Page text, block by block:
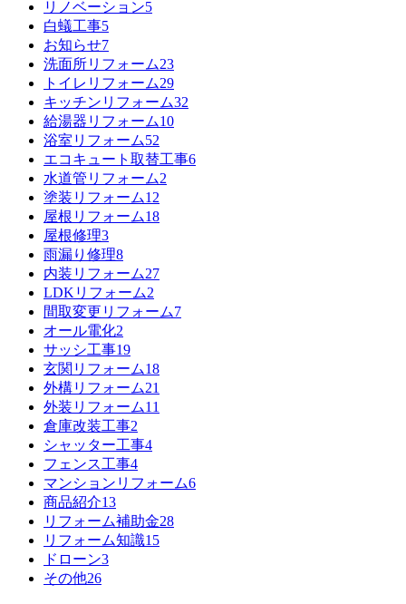
リノベーション5
白蟻工事5
お知らせ7
洗面所リフォーム23
トイレリフォーム29
キッチンリフォーム32
給湯器リフォーム10
浴室リフォーム52
エコキュート取替工事6
水道管リフォーム2
塗装リフォーム12
屋根リフォーム18
屋根修理3
雨漏り修理8
内装リフォーム27
LDKリフォーム2
間取変更リフォーム7
オール電化2
サッシ工事19
玄関リフォーム18
外構リフォーム21
外装リフォーム11
倉庫改装工事2
シャッター工事4
フェンス工事4
マンションリフォーム6
商品紹介13
リフォーム補助金28
リフォーム知識15
ドローン3
その他26